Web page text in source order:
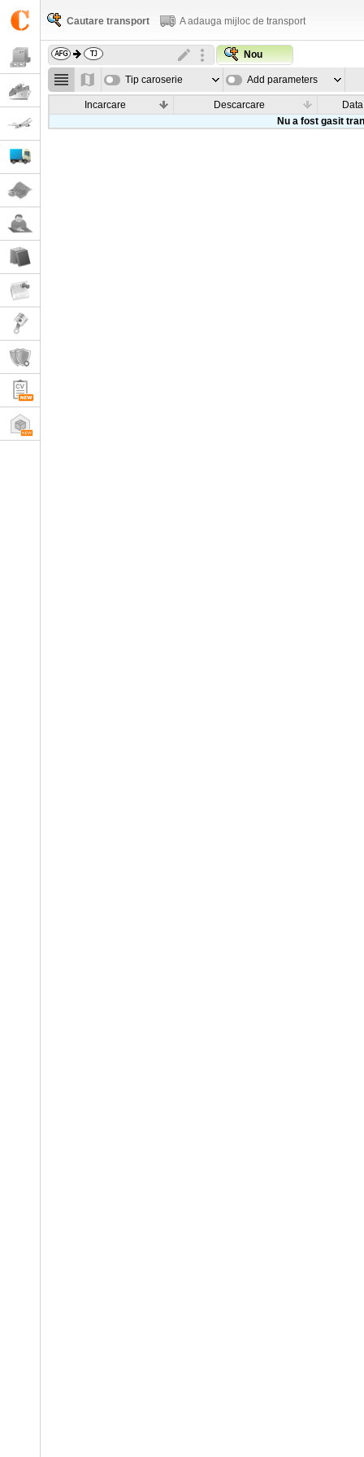
Cautare transport A adauga mijloc de transport
Nou
Tip caroserie Add parameters
Incarcare Descarcare
Data
Nu a fost gasit